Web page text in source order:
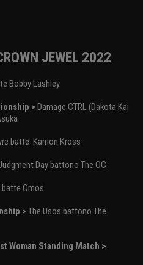
JEWEL 2022
Bobby Lashley
>Damage CTRL (Dakota Kai
batte Karrion Kross
Day battono The OC
Omos
>The Usos battono The
Woman Standing Match >